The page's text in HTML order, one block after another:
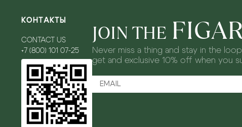
КОНТАКТЫ
CONTACT US
+7 (800) 101 07-25
JOIN THE
Never miss a thing and stay in the
get and exclusive 10% off when you